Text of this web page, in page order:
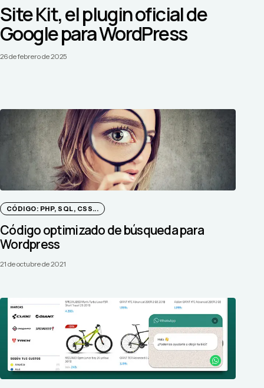
Site Kit, el plugin oficial de
Google para WordPress
26 de febrero de 2025
CÓDIGO: PHP, SQL, CSS...
Código optimizado de búsqueda para
Wordpress
21 de octubre de 2021